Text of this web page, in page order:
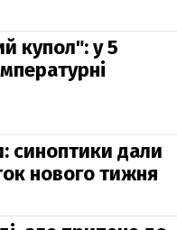
купол": у 5
синоптики дали
нового тижня